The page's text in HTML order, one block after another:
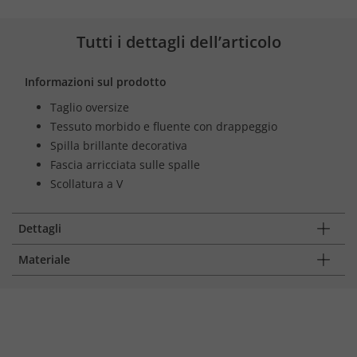
Tutti i dettagli dell’articolo
Informazioni sul prodotto
Taglio oversize
Tessuto morbido e fluente con drappeggio
Spilla brillante decorativa
Fascia arricciata sulle spalle
Scollatura a V
Dettagli
Materiale